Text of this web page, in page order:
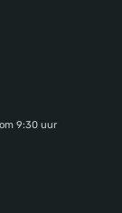
9:30 uur